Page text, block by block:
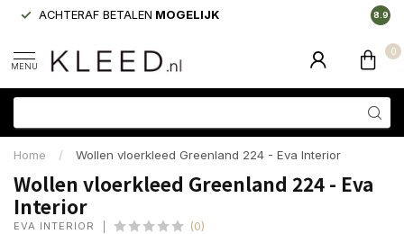
ACHTERAF BETALEN MOGELIJK 8.9
MENU
0
Home / Wollen vloerkleed Greenland 224 - Eva Interior
Wollen vloerkleed Greenland 224 - Eva
Interior
EVA INTERIOR (0)